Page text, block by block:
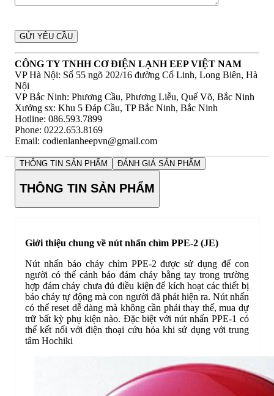
CÔNG TY TNHH CƠ ĐIỆN LẠNH EEP VIỆT NAM
VP Hà Nội: Số 55 ngõ 202/16 đường Cổ Linh, Long Biên, Hà
Nội
VP Bắc Ninh: Phương Cầu, Phương Liễu, Quế Võ, Bắc Ninh
Xưởng sx: Khu 5 Đáp Cầu, TP Bắc Ninh, Bắc Ninh
Hotline: 086.593.7899
Phone: 0222.653.8169
Email: codienlanheepvn@gmail.com
THÔNG TIN SẢN PHẨM ĐÁNH GIÁ SẢN PHẨM
THÔNG TIN SẢN PHẨM
Giới thiệu chung về nút nhấn chìm PPE-2 (JE)
Nút nhấn báo cháy chìm PPE-2 được sử dụng để con
người có thể cảnh báo đám cháy bằng tay trong trường
hợp đám cháy chưa đủ điều kiện để kích hoạt các thiết bị
báo cháy tự động mà con người đã phát hiện ra. Nút nhấn
có thể reset dễ dàng mà không cần phải thay thế, mua dự
trữ bất kỳ phụ kiện nào. Đặc biệt với nút nhấn PPE-1 có
thể kết nối với điện thoại cứu hỏa khi sử dụng với trung
tâm Hochiki